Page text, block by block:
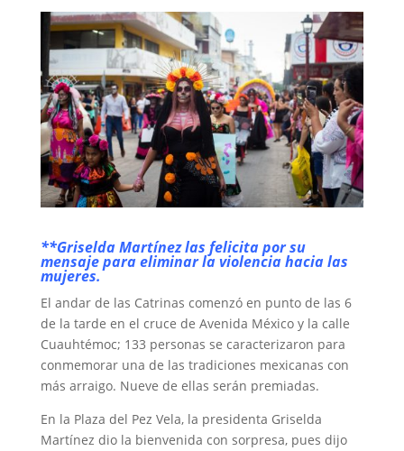
**Griselda Martínez las felicita por su
mensaje para eliminar la violencia hacia las
mujeres.
El andar de las Catrinas comenzó en punto de las 6
de la tarde en el cruce de Avenida México y la calle
Cuauhtémoc; 133 personas se caracterizaron para
conmemorar una de las tradiciones mexicanas con
más arraigo. Nueve de ellas serán premiadas.
En la Plaza del Pez Vela, la presidenta Griselda
Martínez dio la bienvenida con sorpresa, pues dijo